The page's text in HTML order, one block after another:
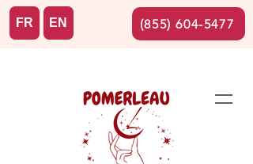
FR EN (855) 604-5477